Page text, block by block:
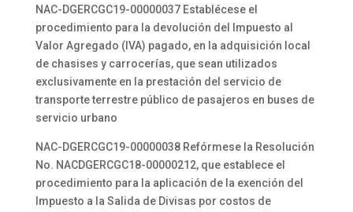
NAC-DGERCGC19-00000037 Establécese el
procedimiento para la devolución del Impuesto al
Valor Agregado (IVA) pagado, en la adquisición local
de chasises y carrocerías, que sean utilizados
exclusivamente en la prestación del servicio de
transporte terrestre público de pasajeros en buses de
servicio urbano
NAC-DGERCGC19-00000038 Refórmese la Resolución
No. NACDGERCGC18-00000212, que establece el
procedimiento para la aplicación de la exención del
Impuesto a la Salida de Divisas por costos de